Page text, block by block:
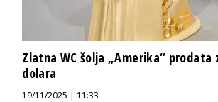
Zlatna WC šolja „Amerika“ prodata
dolara
19/11/2025 | 11:33